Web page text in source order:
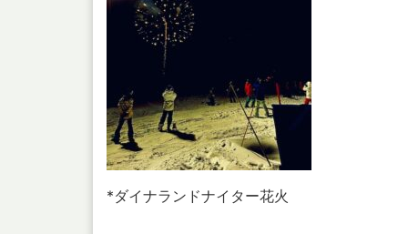
*ダイナランドナイター花火